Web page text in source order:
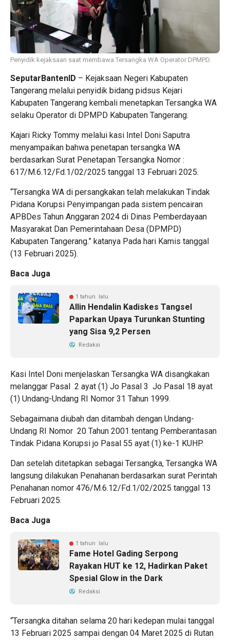
Penyidik kejaksaan saat membawa Tersangka WA Operator DPMPD.
SeputarBantenID – Kejaksaan Negeri Kabupaten
Tangerang melalui penyidik bidang pidsus Kejari
Kabupaten Tangerang kembali menetapkan Tersangka WA
selaku Operator di DPMPD Kabupaten Tangerang.
Kajari Ricky Tommy melalui kasi Intel Doni Saputra
menyampaikan bahwa penetapan tersangka WA
berdasarkan Surat Penetapan Tersangka Nomor :
617/M.6.12/Fd.1/02/2025 tanggal 13 Februari 2025.
“Tersangka WA di persangkakan telah melakukan Tindak
Pidana Korupsi Penyimpangan pada sistem pencairan
APBDes Tahun Anggaran 2024 di Dinas Pemberdayaan
Masyarakat Dan Pemerintahaan Desa (DPMPD)
Kabupaten Tangerang.” katanya Pada hari Kamis tanggal
(13 Februari 2025).
Baca Juga
1 tahun lalu
Allin Hendalin Kadiskes Tangsel
Paparkan Upaya Turunkan Stunting
yang Sisa 9,2 Persen
Redaksi
Kasi Intel Doni menjelaskan Tersangka WA disangkakan
melanggar Pasal 2 ayat (1) Jo Pasal 3 Jo Pasal 18 ayat
(1) Undang-Undang RI Nomor 31 Tahun 1999.
Sebagaimana diubah dan ditambah dengan Undang-
Undang RI Nomor 20 Tahun 2001 tentang Pemberantasan
Tindak Pidana Korupsi jo Pasal 55 ayat (1) ke-1 KUHP.
Dan setelah ditetapkan sebagai Tersangka, Tersangka WA
langsung dilakukan Penahanan berdasarkan surat Perintah
Penahanan nomor 476/M.6.12/Fd.1/02/2025 tanggal 13
Februari 2025.
Baca Juga
1 tahun lalu
Fame Hotel Gading Serpong
Rayakan HUT ke 12, Hadirkan Paket
Spesial Glow in the Dark
Redaksi
“Tersangka ditahan selama 20 hari kedepan mulai tanggal
13 Februari 2025 sampai dengan 04 Maret 2025 di Rutan